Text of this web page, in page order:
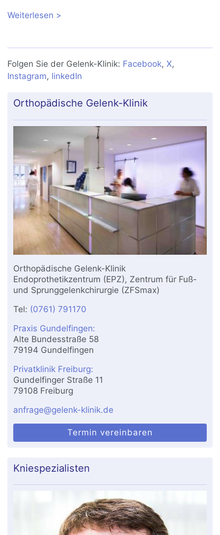
Weiterlesen über Laterale Retinakulumverlängerung
Folgen Sie der Gelenk-Klinik: Facebook,X,
Instagram, linkedIn
Orthopädische Gelenk-Klinik
Orthopädische Gelenk-Klinik
Endoprothetikzentrum (EPZ), Zentrum für Fuß-
und Sprunggelenkchirurgie (ZFSmax)
Tel: (0761) 791170
Praxis Gundelfingen:
Alte Bundesstraße 58
79194 Gundelfingen
Privatklinik Freiburg:
Gundelfinger Straße 11
79108 Freiburg
anfrage@gelenk-klinik.de
Termin vereinbaren
Kniespezialisten